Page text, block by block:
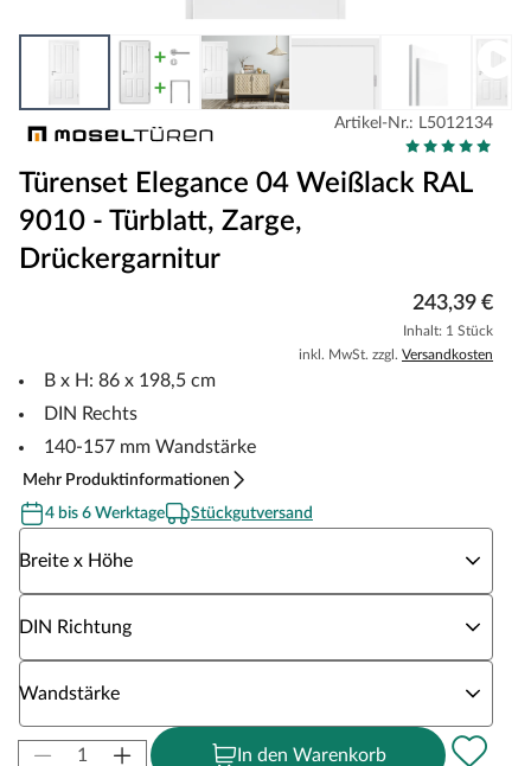
Artikel-Nr.: L5012134
Türenset Elegance 04 Weißlack RAL
9010 - Türblatt, Zarge,
Drückergarnitur
243,39 €
Inhalt: 1 Stück
inkl. MwSt. zzgl. Versandkosten
B x H: 86 x 198,5 cm
DIN Rechts
140-157 mm Wandstärke
Mehr Produktinformationen
4 bis 6 Werktage
Stückgutversand
Breite x Höhe
DIN Richtung
Wandstärke
In den Warenkorb